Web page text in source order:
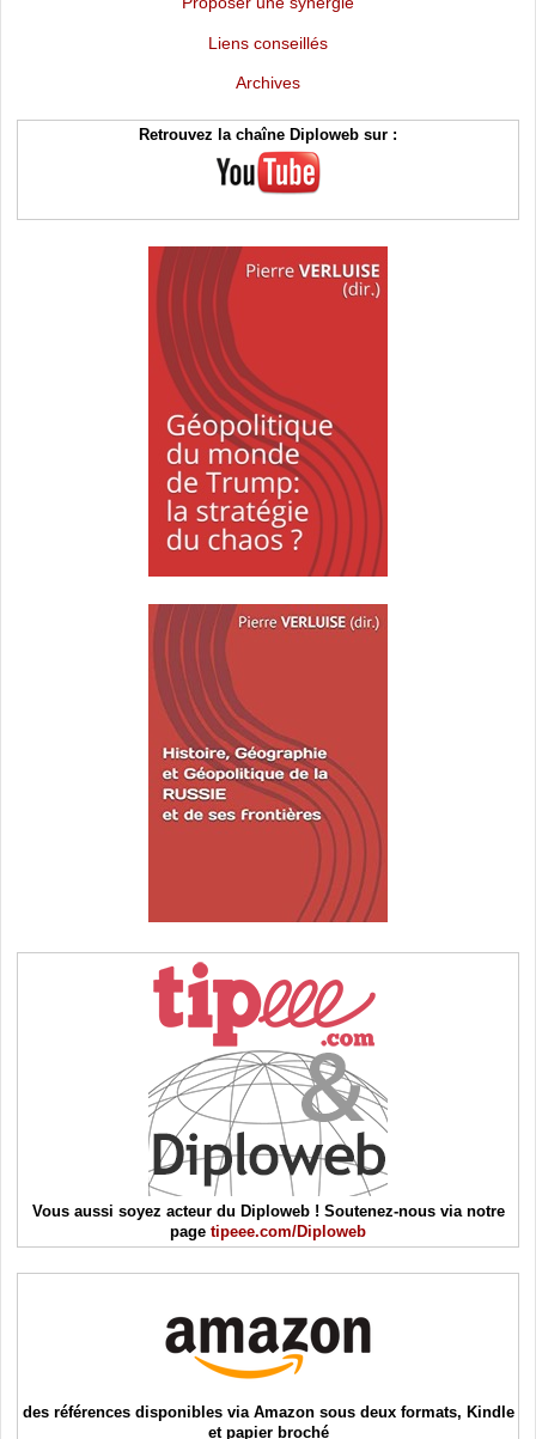
Liens conseillés
Archives
Retrouvez la chaîne Diploweb sur :
Vous aussi soyez acteur du Diploweb ! Soutenez-nous via notre
page tipeee.com/Diploweb
des références disponibles via Amazon sous deux formats, Kindle
et papier broché